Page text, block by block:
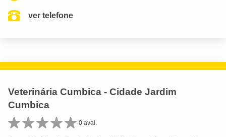
ver telefone
Veterinária Cumbica - Cidade Jardim
Cumbica
0 aval.